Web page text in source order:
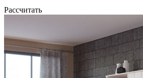
Рассчитать